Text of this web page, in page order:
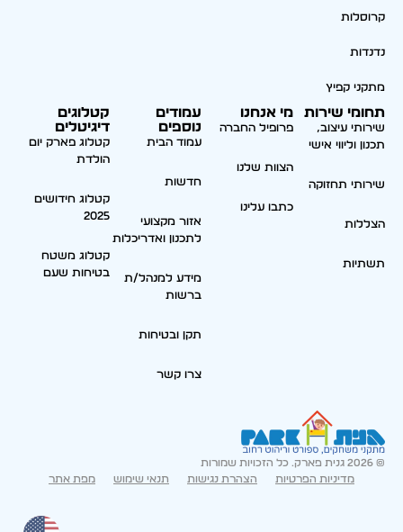
קרוסלות
נדנדות
מתקני קפיץ
תחומי שירות
שירותי עיצוב,
תכנון וליווי אישי
שירותי תחזוקה
הצללות
תשתיות
מי אנחנו
פרופיל החברה
הצוות שלנו
כתבו עלינו
עמודים
נוספים
עמוד הבית
חדשות
אזור מקצועי
לתכנון ואדריכלות
מידע למנהל/ת
ברשות
תקן ובטיחות
צרו קשר
קטלוגים
דיגיטלים
קטלוג פארק יום
הולדת
קטלוג חידושים
2025
קטלוג משטח
בטיחות שעם
© 2026 גנית פארק. כל הזכויות שמורות
מדיניות הפרטיות
הצהרת נגישות תנאי שימוש מפת אתר